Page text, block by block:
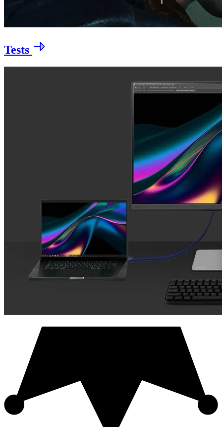
Tests